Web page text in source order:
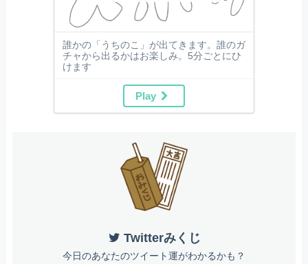
誰かの「うちのこ」が出てきます。誰のガ
チャから出るかはお楽しみ。5分ごとにひ
けます
Play
Twitterみくじ
今日のあなたのツイート運がわかるかも？